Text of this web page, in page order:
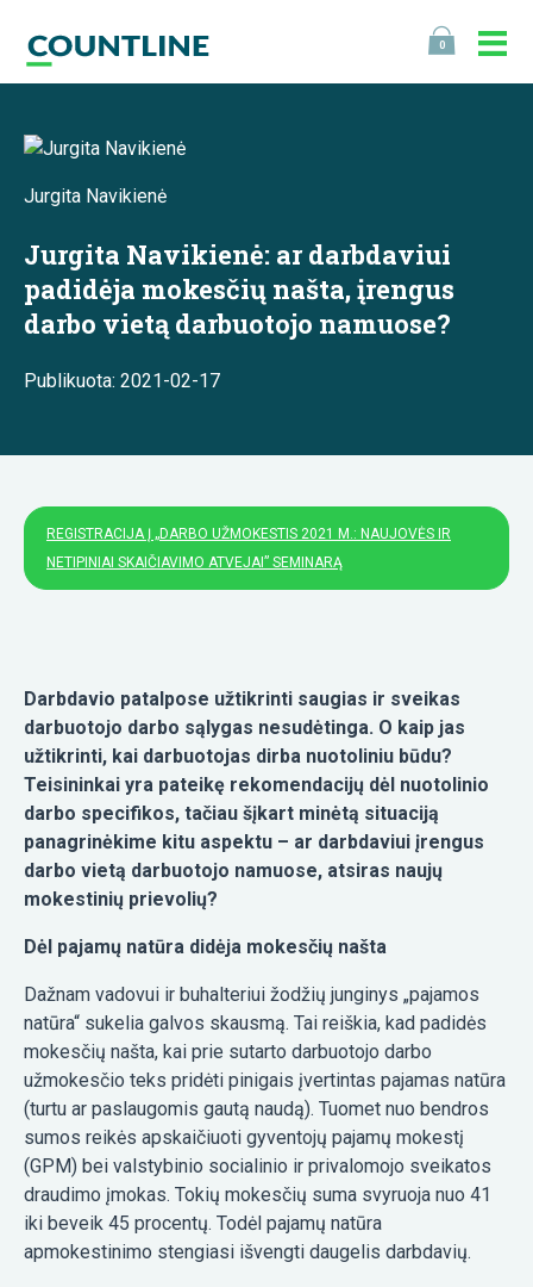
0
Jurgita Navikienė
Jurgita Navikienė: ar darbdaviui
padidėja mokesčių našta, įrengus
darbo vietą darbuotojo namuose?
Publikuota: 2021-02-17
REGISTRACIJA Į „DARBO UŽMOKESTIS 2021 M.: NAUJOVĖS IR
NETIPINIAI SKAIČIAVIMO ATVEJAI” SEMINARĄ
Darbdavio patalpose užtikrinti saugias ir sveikas
darbuotojo darbo sąlygas nesudėtinga. O kaip jas
užtikrinti, kai darbuotojas dirba nuotoliniu būdu?
Teisininkai yra pateikę rekomendacijų dėl nuotolinio
darbo specifikos, tačiau šįkart minėtą situaciją
panagrinėkime kitu aspektu – ar darbdaviui įrengus
darbo vietą darbuotojo namuose, atsiras naujų
mokestinių prievolių?
Dėl pajamų natūra didėja mokesčių našta
Dažnam vadovui ir buhalteriui žodžių junginys „pajamos
natūra“ sukelia galvos skausmą. Tai reiškia, kad padidės
mokesčių našta, kai prie sutarto darbuotojo darbo
užmokesčio teks pridėti pinigais įvertintas pajamas natūra
(turtu ar paslaugomis gautą naudą). Tuomet nuo bendros
sumos reikės apskaičiuoti gyventojų pajamų mokestį
(GPM) bei valstybinio socialinio ir privalomojo sveikatos
draudimo įmokas. Tokių mokesčių suma svyruoja nuo 41
iki beveik 45 procentų. Todėl pajamų natūra
apmokestinimo stengiasi išvengti daugelis darbdavių.